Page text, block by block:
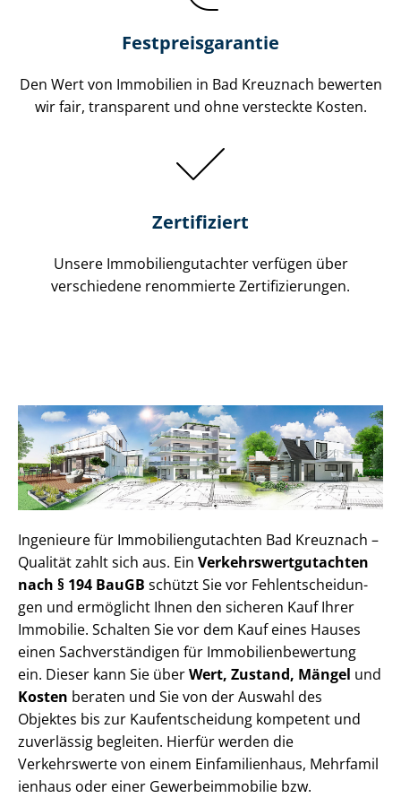
Festpreis​garantie
Den Wert von Immobilien in Bad Kreuznach bewerten
wir fair, transparent und ohne versteckte Kosten.
Zertifiziert
Unsere Immobilien­gutachter verfügen über
verschiedene renommierte Zer­ti­fi­zie­run­gen.
Ingenieure für Im­mo­bi­li­en­gut­ach­ten Bad Kreuznach –
Qualität zahlt sich aus. Ein Ver­kehrs­wert­gut­ach­ten
nach § 194 BauGB schützt Sie vor Fehl­ent­schei­dun­
gen und ermöglicht Ihnen den sicheren Kauf Ihrer
Immobilie. Schalten Sie vor dem Kauf eines Hauses
einen Sach­ver­stän­di­gen für Im­mo­bi­li­en­be­wer­tung
ein. Dieser kann Sie überWert, Zustand, Mängel und
Kosten beraten und Sie von der Auswahl des
Objektes bis zur Kauf­ent­schei­dung kompetent und
zuverlässig begleiten. Hierfür werden die
Verkehrswerte von einem Einfamilienhaus, Mehr­fa­mi­l
i­en­haus oder einer Ge­wer­be­im­mo­bi­lie bzw.